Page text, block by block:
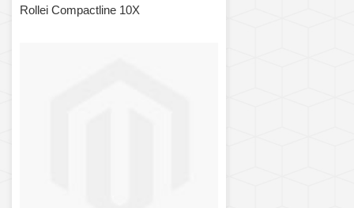
Rollei Compactline 10X